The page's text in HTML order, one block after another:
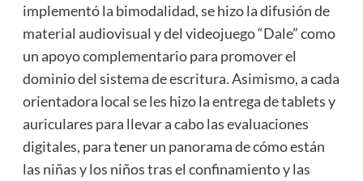
implementó la bimodalidad, se hizo la difusión de
material audiovisual y del videojuego “Dale” como
un apoyo complementario para promover el
dominio del sistema de escritura. Asimismo, a cada
orientadora local se les hizo la entrega de tablets y
auriculares para llevar a cabo las evaluaciones
digitales, para tener un panorama de cómo están
las niñas y los niños tras el confinamiento y las